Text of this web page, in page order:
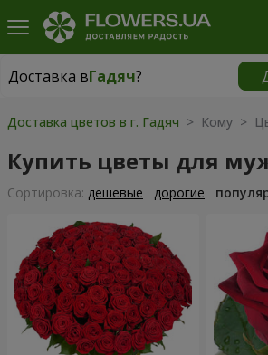
Доставка вГадяч?
Доставка вГадяч|
Доставка цветов в г. Гадяч > Кому >
Купить цветы для
Cортировка: дешевые дорогие